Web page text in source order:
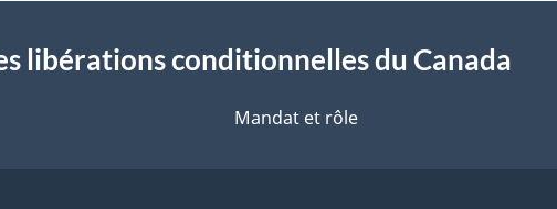
libérations conditionnelles du Canada
Mandat et rôle